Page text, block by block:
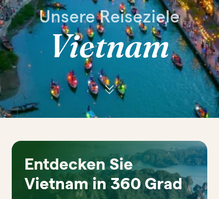
Unsere Reiseziele
Vietnam
Entdecken Sie
Vietnam in 360 Grad